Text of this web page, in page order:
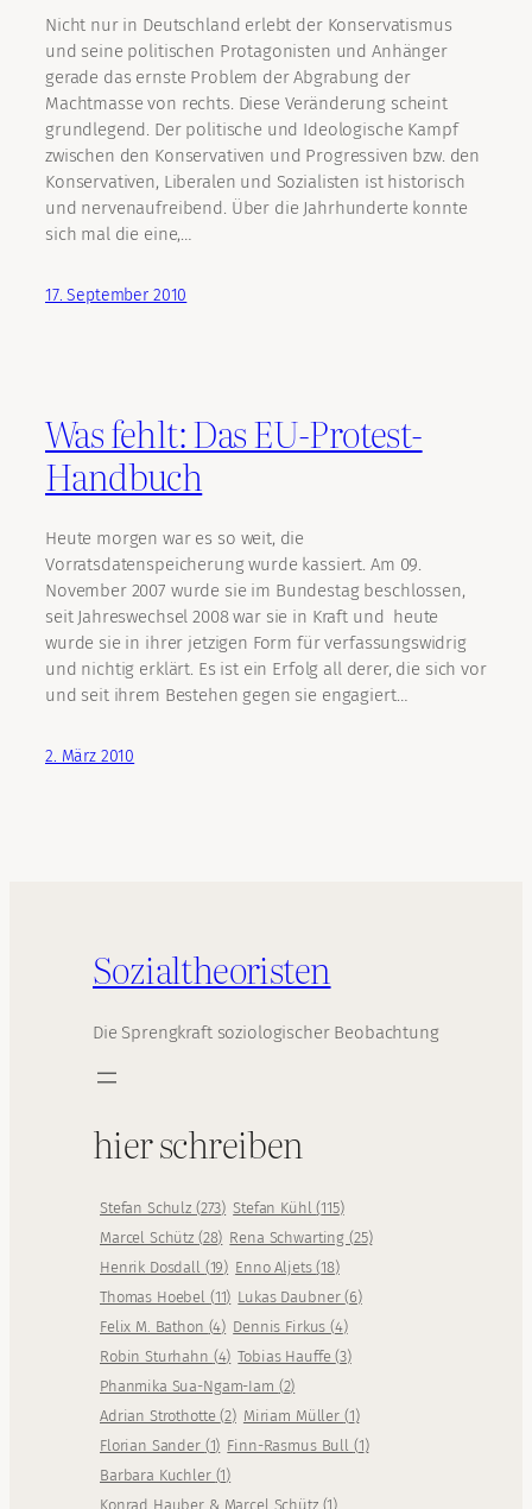
Nicht nur in Deutschland erlebt der Konservatismus
und seine politischen Protagonisten und Anhänger
gerade das ernste Problem der Abgrabung der
Machtmasse von rechts. Diese Veränderung scheint
grundlegend. Der politische und Ideologische Kampf
zwischen den Konservativen und Progressiven bzw. den
Konservativen, Liberalen und Sozialisten ist historisch
und nervenaufreibend. Über die Jahrhunderte konnte
sich mal die eine,…
17. September 2010
Was fehlt: Das EU-Protest-
Handbuch
Heute morgen war es so weit, die
Vorratsdatenspeicherung wurde kassiert. Am 09.
November 2007 wurde sie im Bundestag beschlossen,
seit Jahreswechsel 2008 war sie in Kraft und heute
wurde sie in ihrer jetzigen Form für verfassungswidrig
und nichtig erklärt. Es ist ein Erfolg all derer, die sich vor
und seit ihrem Bestehen gegen sie engagiert…
2. März 2010
Sozialtheoristen
Die Sprengkraft soziologischer Beobachtung
hier schreiben
Stefan Schulz (273) Stefan Kühl(115)
Marcel Schütz (28) Rena Schwarting (25)
Henrik Dosdall (19) Enno Aljets(18)
Thomas Hoebel (11) Lukas Daubner(6)
Felix M. Bathon (4) Dennis Firkus(4)
Robin Sturhahn (4) Tobias Hauffe(3)
Phanmika Sua-Ngam-Iam (2)
Adrian Strothotte(2) Miriam Müller (1)
Florian Sander (1) Finn-Rasmus Bull (1)
Barbara Kuchler (1)
Konrad Hauber & Marcel Schütz (1)